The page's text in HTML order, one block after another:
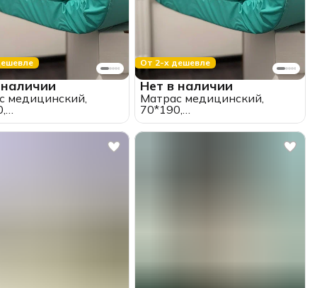
медицинский,
ткань
От 2-х дешевле
Нет в наличии
Матрас медицинский,
70*190,
пенополиуретановый,
водонепроницаемый, ткань